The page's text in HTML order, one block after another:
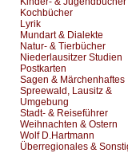
Kochbücher
Lyrik
Mundart & Dialekte
Natur- & Tierbücher
Niederlausitzer Studien
Postkarten
Sagen & Märchenhaftes
Spreewald, Lausitz &
Umgebung
Stadt- & Reiseführer
Weihnachten & Ostern
Wolf D.Hartmann
Überregionales &